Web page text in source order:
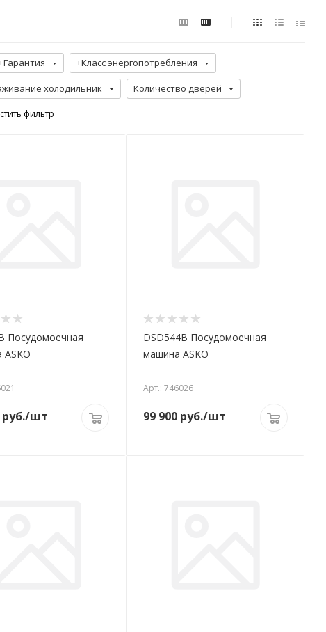
+Класс энергопотребления
холодильник Количество дверей
фильтр
Посудомоечная
/шт
DSD544B Посудомоечная
машина ASKO
Арт.: 746026
99 900 руб./шт